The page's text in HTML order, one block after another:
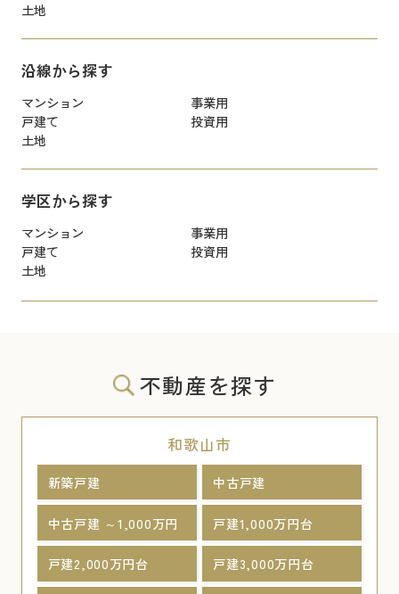
土地
沿線から探す
マンション
事業用
戸建て
投資用
土地
学区から探す
マンション
事業用
戸建て
投資用
土地
不動産を探す
和歌山市
新築戸建 中古戸建
中古戸建 ～1,000万円 戸建1,000万円台
戸建2,000万円台 戸建3,000万円台